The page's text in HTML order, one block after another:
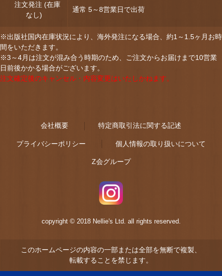
注文発注 (在庫
なし)
通常 5～8営業日で出荷
※出版社国内在庫状況により、海外発注になる場合、約1～1.5ヶ月お時
間をいただきます。
※3～4月は注文が混み合う時期のため、ご注文からお届けまで10営業
日前後かかる場合がございます。
注文確定後のキャンセル・内容変更はいたしかねます。
会社概要 特定商取引法に関する記述
プライバシーポリシー 個人情報の取り扱いについて
Z会グループ
copyright © 2018 Nellie's Ltd. all rights reserved.
このホームページの内容の一部または全部を無断で複製、
転載することを禁じます。